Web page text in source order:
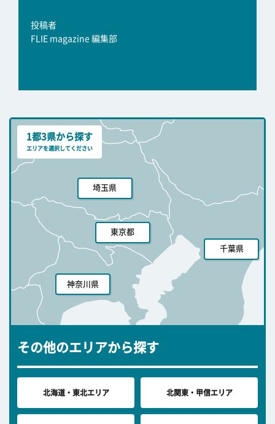
投稿者
FLIE magazine 編集部
1都3県から探す
エリアを選択してください
埼玉県
東京都
千葉県
神奈川県
その他のエリアから探す
北海道・東北エリア 北関東・甲信エリア